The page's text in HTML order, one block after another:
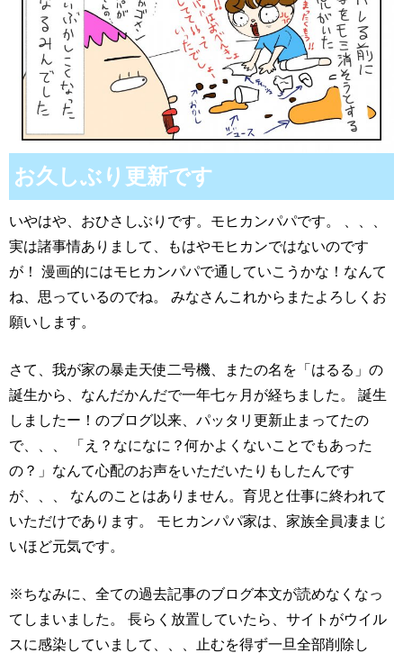
お久しぶり更新です
いやはや、おひさしぶりです。モヒカンパパです。 、、、
実は諸事情ありまして、もはやモヒカンではないのです
が！ 漫画的にはモヒカンパパで通していこうかな！なんて
ね、思っているのでね。 みなさんこれからまたよろしくお
願いします。
さて、我が家の暴走天使二号機、またの名を「はるる」の
誕生から、なんだかんだで一年七ヶ月が経ちました。 誕生
しましたー！のブログ以来、パッタリ更新止まってたの
で、、、 「え？なになに？何かよくないことでもあった
の？」なんて心配のお声をいただいたりもしたんです
が、、、 なんのことはありません。育児と仕事に終われて
いただけであります。 モヒカンパパ家は、家族全員凄まじ
いほど元気です。
※ちなみに、全ての過去記事のブログ本文が読めなくなっ
てしまいました。 長らく放置していたら、サイトがウイル
スに感染していまして、、、止むを得ず一旦全部削除し